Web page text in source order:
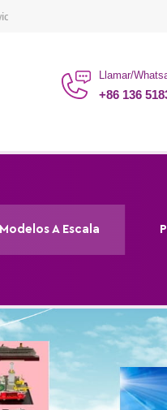
Llamar/
+86 136
Modelos A Escala